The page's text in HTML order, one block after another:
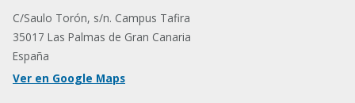
C/Saulo Torón, s/n. Campus Tafira
35017 Las Palmas de Gran Canaria
España
Ver en Google Maps